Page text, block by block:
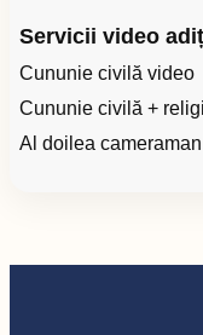
Servicii video
Cununie civilă video
Cununie civilă +
Al doilea